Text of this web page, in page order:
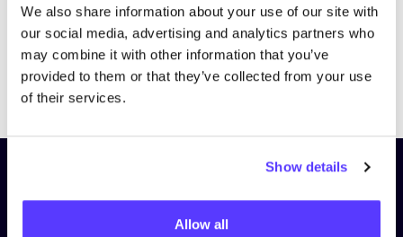
We also share information about your use of our site with
our social media, advertising and analytics partners who
may combine it with other information that you’ve
provided to them or that they’ve collected from your use
of their services.
Show details
Allow all
PreviousNext
Schrijf je in op onze nieuwsbrief
en blijf op de hoogte!